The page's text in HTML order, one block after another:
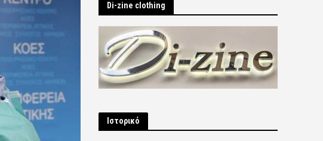
Di-zine clothing
Ιστορικό